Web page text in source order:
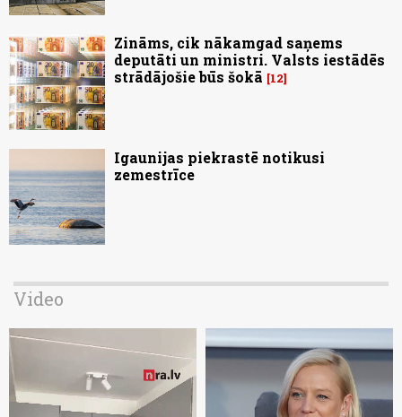
Zināms, cik nākamgad saņems
deputāti un ministri. Valsts iestādēs
strādājošie būs šokā
12
Igaunijas piekrastē notikusi
zemestrīce
Video